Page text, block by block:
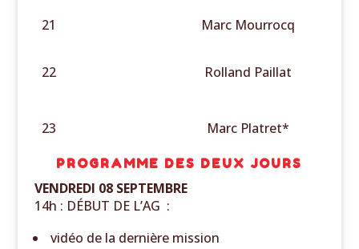
21 Marc Mourrocq
22 Rolland Paillat
23 Marc Platret*
PROGRAMME DES DEUX JOURS
VENDREDI 08 SEPTEMBRE
14h : DÉBUT DE L’AG :
vidéo de la dernière mission